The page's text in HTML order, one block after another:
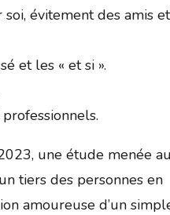
évitement des amis
et les « et si ».
une étude menée
tiers des personnes en
amoureuse d’un